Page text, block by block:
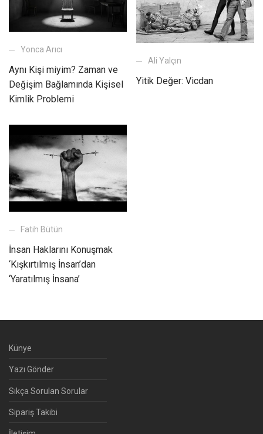
Yonca Arıcı
Aynı Kişi miyim? Zaman ve
Değişim Bağlamında Kişisel
Kimlik Problemi
Ali Yalçın
Yitik Değer: Vicdan
Fatih Bütün
İnsan Haklarını Konuşmak
‘Kışkırtılmış İnsan’dan
‘Yaratılmış İnsana’
Künye
Yazı Gönder
Sıkça Sorulan Sorular
Sipariş Takibi